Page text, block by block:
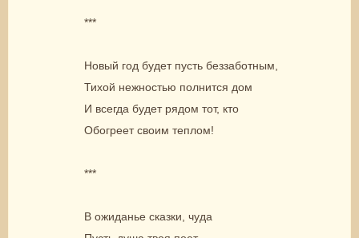
***
Новый год будет пусть беззаботным,
Тихой нежностью полнится дом
И всегда будет рядом тот, кто
Обогреет своим теплом!
***
В ожиданье сказки, чуда